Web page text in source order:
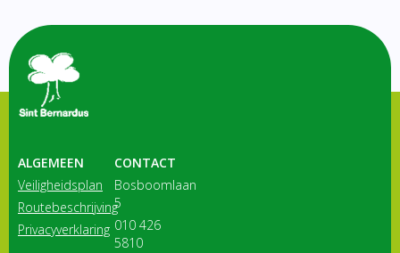
ALGEMEEN
Veiligheidsplan
Routebeschrijving
Privacyverklaring
CONTACT
Bosboomlaan
5
010 426
5810